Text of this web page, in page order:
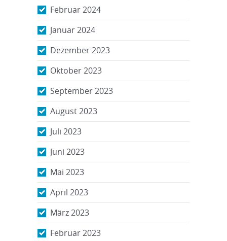
Februar 2024
Januar 2024
Dezember 2023
Oktober 2023
September 2023
August 2023
Juli 2023
Juni 2023
Mai 2023
April 2023
März 2023
Februar 2023